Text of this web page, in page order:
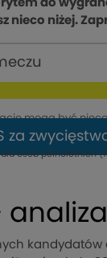
do
nieco niżej.
mogą być
za
osób pełnoletnich